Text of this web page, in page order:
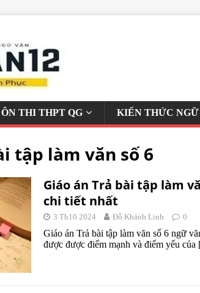
ÔN THI THPT QG KIẾN THỨC
tập làm văn số 6
Giáo án Trả bài tập làm
chi tiết nhất
3 Th10 2024 Đỗ Khánh Linh 0
Giáo án Trả bài tập làm văn số 6 ngữ
được được điểm mạnh và điểm yếu của